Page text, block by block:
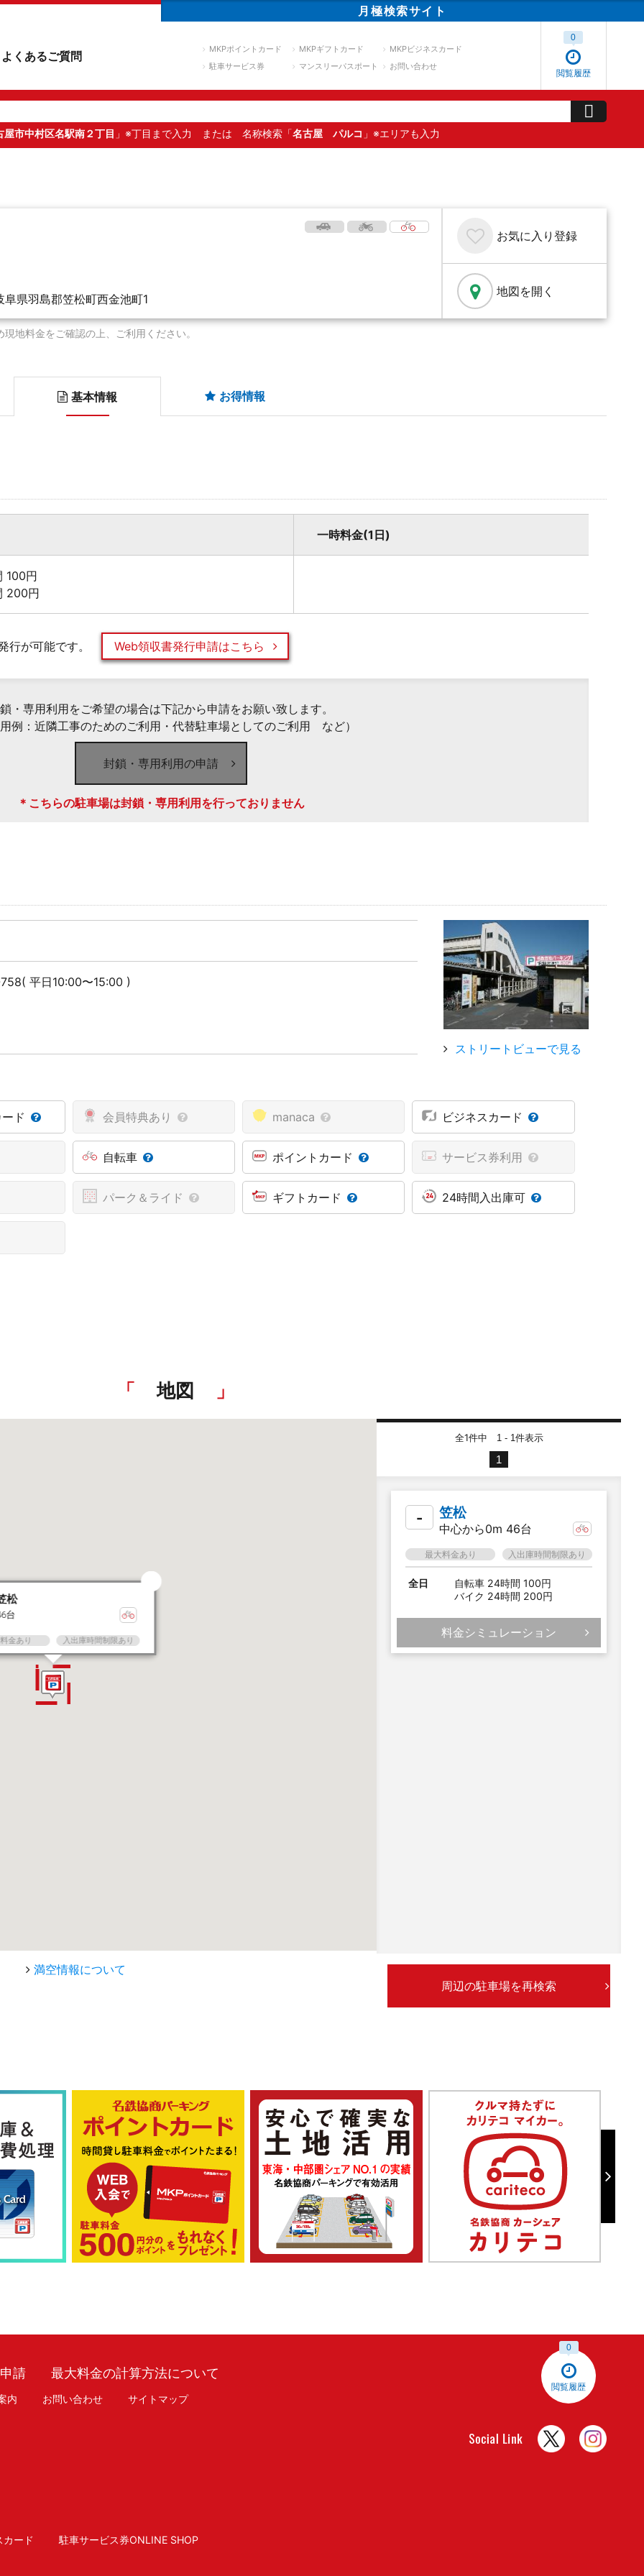
月極検索サイト
よくあるご質問 MKPポイントカード MKPギフトカード
MKPビジネスカード
駐車サービス券
マンスリーパスポート お問い合わせ
閲覧履歴
0
屋市中村区名駅南２丁目 」※丁目まで入力 または 名称検索「名古屋 パルコ 」※エリアも入力
阜県羽島郡笠松町西金池町1
お気に入り 登録
地図を開く
地料金をご確認の上、ご利用ください。
基本情報 お得情報
一時料金(1日)
100円
200円
行が可能です。 Web領収書発行申請はこちら
・専用利用をご希望の場合は下記から申請をお願い致します。
例：近隣工事のためのご利用・代替駐車場としてのご利用 など）
封鎖・専用利用の申請
＊こちらの駐車場は封鎖・専用利用を行っておりません
平日10:00〜15:00 )
ストリートビューで見る
ド 会員特典あり manaca ビジネスカード
自転車 ポイントカード サービス券利用
パーク＆ライド ギフトカード 24時間入出庫可
地図
松
台
金あり 入出庫時間制限あり
全1件中 1 - 1件表示
1
- 笠松
中心から0m 46台
最大料金あり 入出庫時間制限あり
全日
自転車 24時間 100円
バイク 24時間 200円
料金シミュレーション
満空情報について
周辺の駐車場を再検索
閲覧履歴
0
請 最大料金の計算方法について
内 お問い合わせ サイトマップ
ード 駐車サービス券ONLINE SHOP